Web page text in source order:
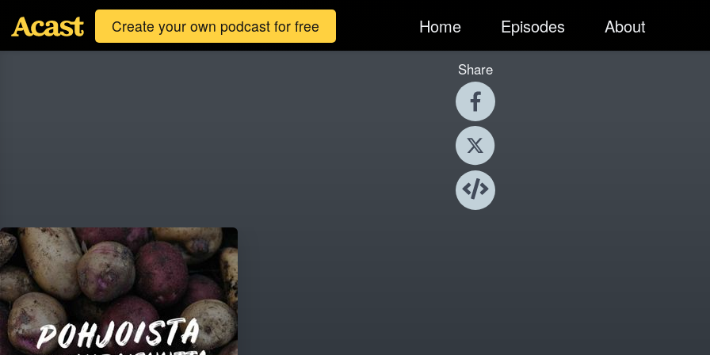
Create your own podcast for free Home Episodes About
Share